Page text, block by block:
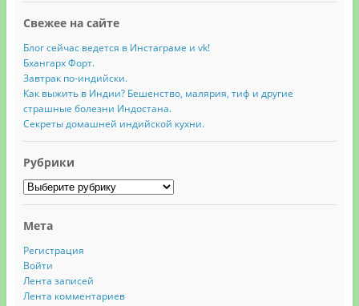
Свежее на сайте
Блог сейчас ведется в Инстаграме и vk!
Бхангарх Форт.
Завтрак по-индийски.
Как выжить в Индии? Бешенство, малярия, тиф и другие
страшные болезни Индостана.
Секреты домашней индийской кухни.
Рубрики
Рубрики
Мета
Регистрация
Войти
Лента записей
Лента комментариев